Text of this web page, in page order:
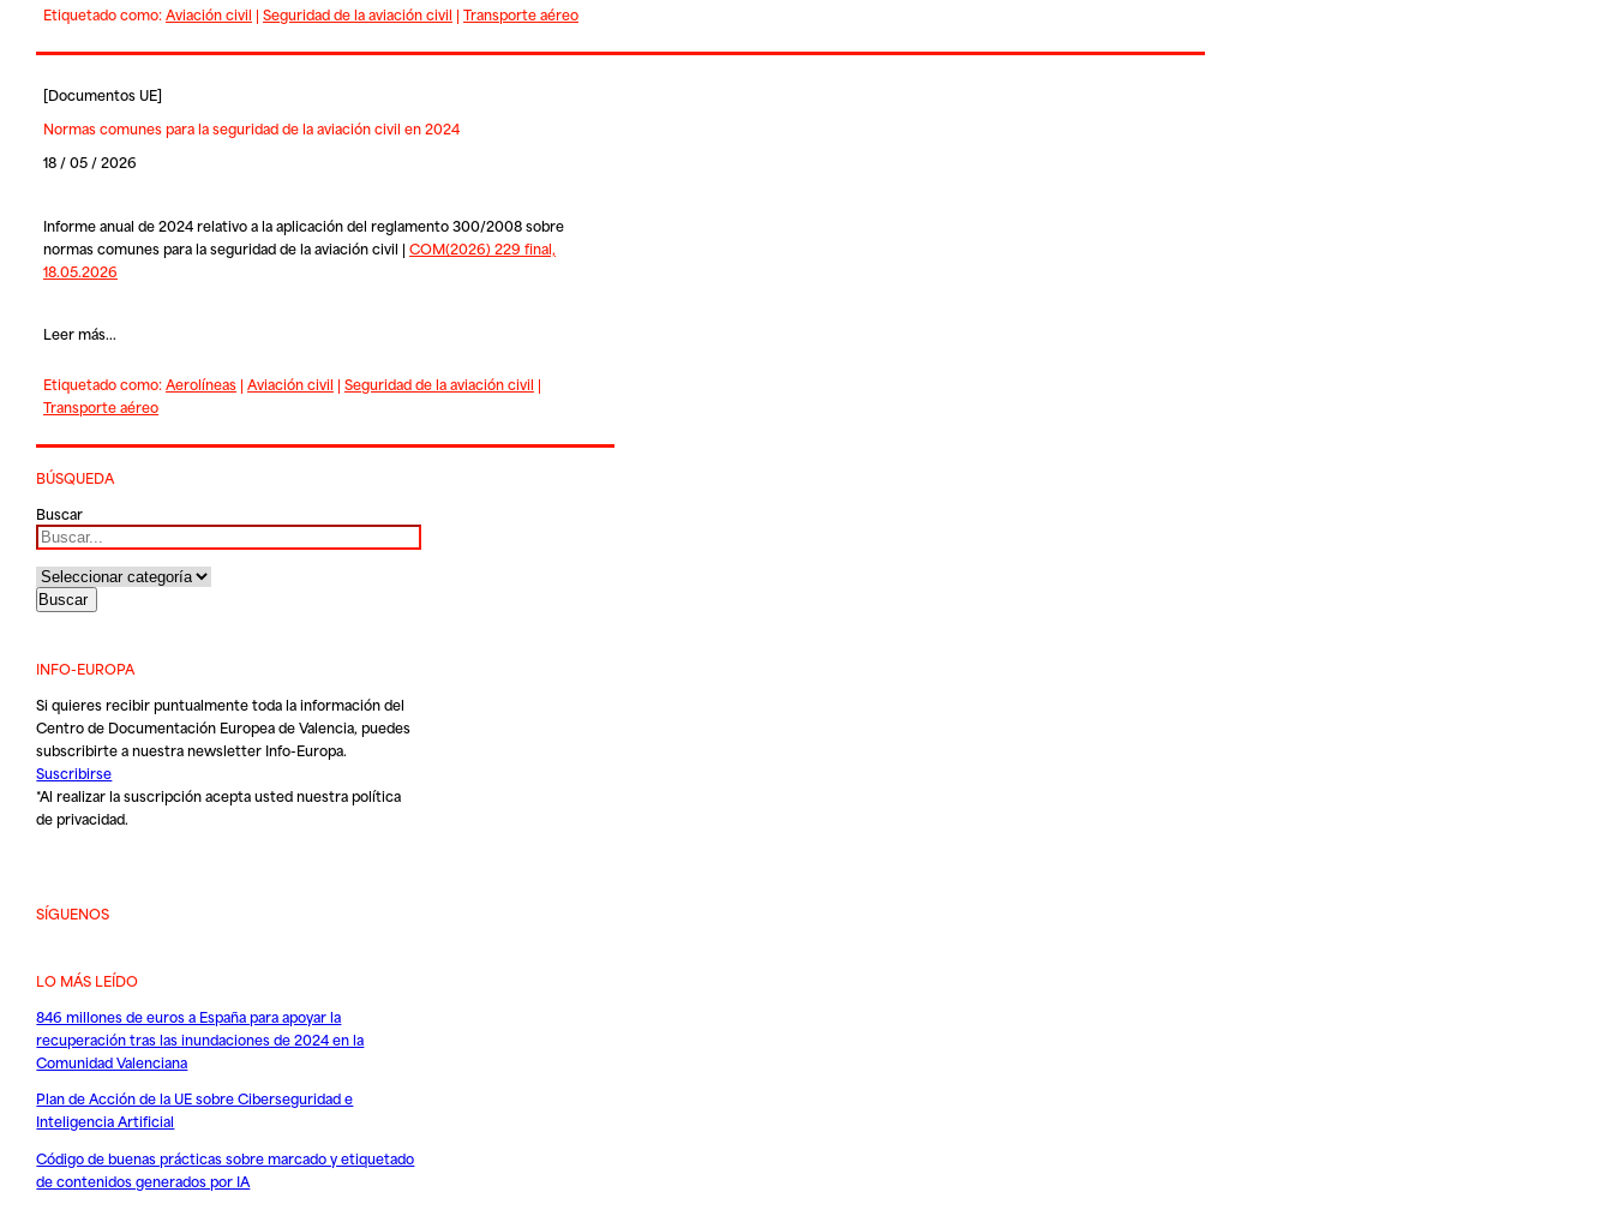
Etiquetado como:Aviación civil | Seguridad de la aviación civil | Transporte aéreo
[Documentos UE]
Normas comunes para la seguridad de la aviación civil en 2024
18 / 05 / 2026
Informe anual de 2024 relativo a la aplicación del reglamento 300/2008 sobre
normas comunes para la seguridad de la aviación civil | COM(2026) 229 final,
18.05.2026
Leer más...
Etiquetado como:Aerolíneas| Aviación civil | Seguridad de la aviación civil |
Transporte aéreo
BÚSQUEDA
Buscar
INFO-EUROPA
Si quieres recibir puntualmente toda la información del
Centro de Documentación Europea de Valencia, puedes
subscribirte a nuestra newsletter Info-Europa.
Suscribirse
*Al realizar la suscripción acepta usted nuestrapolítica
de privacidad.
SÍGUENOS
LO MÁS LEÍDO
846 millones de euros a España para apoyar la
recuperación tras las inundaciones de 2024 en la
Comunidad Valenciana
Plan de Acción de la UE sobre Ciberseguridad e
Inteligencia Artificial
Código de buenas prácticas sobre marcado y etiquetado
de contenidos generados por IA